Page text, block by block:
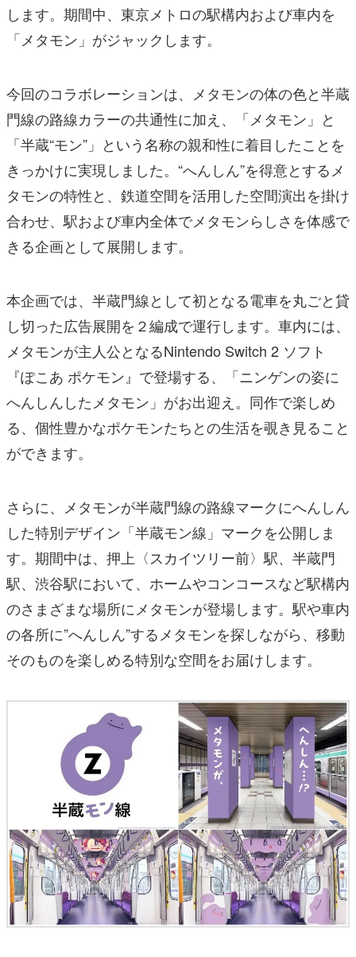
します。期間中、東京メトロの駅構内および車内を
「メタモン」がジャックします。
今回のコラボレーションは、メタモンの体の色と半蔵
門線の路線カラーの共通性に加え、「メタモン」と
「半蔵“モン”」という名称の親和性に着目したことを
きっかけに実現しました。“へんしん”を得意とするメ
タモンの特性と、鉄道空間を活用した空間演出を掛け
合わせ、駅および車内全体でメタモンらしさを体感で
きる企画として展開します。
本企画では、半蔵門線として初となる電車を丸ごと貸
し切った広告展開を２編成で運行します。車内には、
メタモンが主人公となるNintendo Switch 2 ソフト
『ぽこあ ポケモン』で登場する、「ニンゲンの姿に
へんしんしたメタモン」がお出迎え。同作で楽しめ
る、個性豊かなポケモンたちとの生活を覗き見ること
ができます。
さらに、メタモンが半蔵門線の路線マークにへんしん
した特別デザイン「半蔵モン線」マークを公開しま
す。期間中は、押上〈スカイツリー前〉駅、半蔵門
駅、渋谷駅において、ホームやコンコースなど駅構内
のさまざまな場所にメタモンが登場します。駅や車内
の各所に”へんしん”するメタモンを探しながら、移動
そのものを楽しめる特別な空間をお届けします。